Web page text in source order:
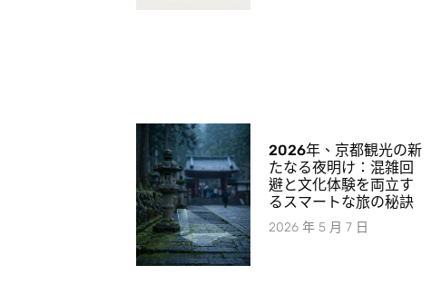
2026年、京都観光の新
たなる夜明け：混雑回
避と文化体験を両立す
るスマートな旅の秘訣
2026 年 5 月 7 日